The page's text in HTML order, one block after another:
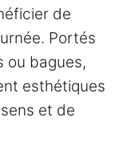
de
Portés
ou bagues,
esthétiques
et de